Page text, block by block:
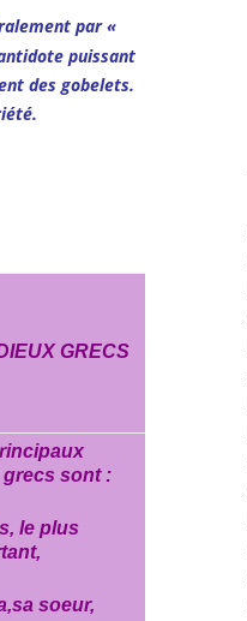
par «
puissant
des gobelets.
GRECS
sont :
le plus
soeur,